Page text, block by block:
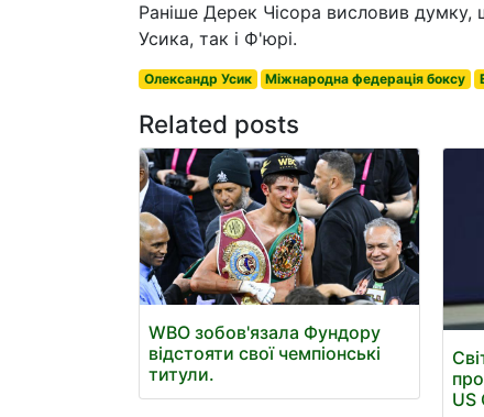
Раніше Дерек Чісора висловив думку,
Усика, так і Ф'юрі.
Олександр Усик Міжнародна федерація боксу
Related posts
WBO зобов'язала Фундору
відстояти свої чемпіонські
титули.
US